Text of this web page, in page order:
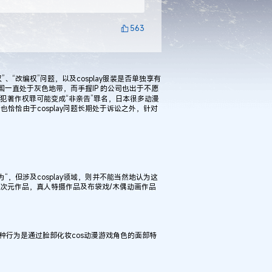
563
“改编权”问题，以及cosplay服装是否单独享有
直处于灰色地带，而手握IP 的公司也出于不愿
著作权罪可能变成“非亲告”罪名，日本很多动漫
恰恰由于cosplay问题长期处于诉讼之外，针对
，但涉及cosplay领域，则并不能当然地认为这
元作品，真人特摄作品及布袋戏/木偶动画作品
行为是通过脸部化妆cos动漫游戏角色的面部特